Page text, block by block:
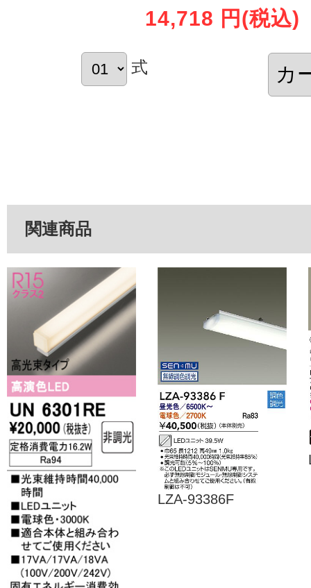
14,718 円 (税込)
式
関連商品
LZA-93386F